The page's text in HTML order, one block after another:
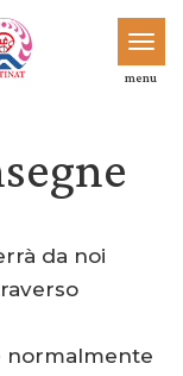
menu
da noi
normalmente